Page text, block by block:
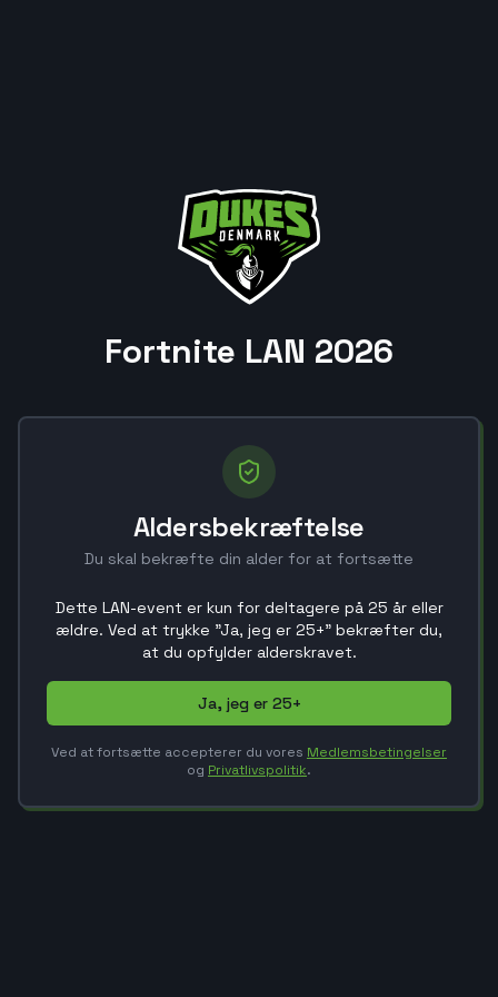
Fortnite LAN 2026
Aldersbekræftelse
Du skal bekræfte din alder for at fortsætte
Dette LAN-event er kun for deltagere på 25 år eller
ældre. Ved at trykke "Ja, jeg er 25+" bekræfter du,
at du opfylder alderskravet.
Ja, jeg er 25+
Ved at fortsætte accepterer du vores Medlemsbetingelser
og Privatlivspolitik.